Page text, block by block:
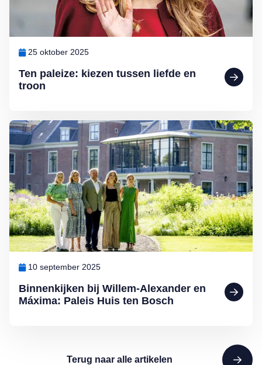
Ten paleize: kiezen tussen liefde en
troon
25 oktober 2025
Binnenkijken bij Willem-Alexander en
Máxima: Paleis Huis ten Bosch
10 september 2025
Lees meer over Binnenkijken bij Willem-Alexander en Máxima:
Terug naar alle artikelen